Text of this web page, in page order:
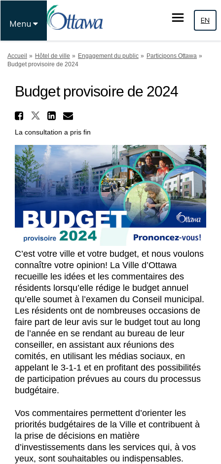
Menu EN
Vous êtes ici:
Accueil Hôtel de ville Engagement du public
Participons Ottawa
Budget provisoire de 2024
Budget provisoire de 2024
Partager Budget provisoire de
Partager Budget provisoire
Partager Budget
Courriel Budget
La consultation a pris fin
C’est votre ville et votre budget, et nous voulons
connaître votre opinion! La Ville d’Ottawa
recueille les idées et les commentaires des
résidents lorsqu’elle rédige le budget annuel
qu’elle soumet à l’examen du Conseil municipal.
Les résidents ont de nombreuses occasions de
faire part de leur avis sur le budget tout au long
de l’année en se rendant au bureau de leur
conseiller, en assistant aux réunions des
comités, en utilisant les médias sociaux, en
appelant le 3-1-1 et en profitant des possibilités
de participation prévues au cours du processus
budgétaire.
Vos commentaires permettent d’orienter les
priorités budgétaires de la Ville et contribuent à
la prise de décisions en matière
d’investissements dans les services qui, à vos
yeux, sont souhaitables ou indispensables.